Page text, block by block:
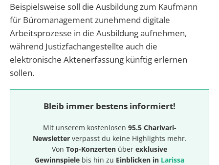
Beispielsweise soll die Ausbildung zum Kaufmann
für Büromanagement zunehmend digitale
Arbeitsprozesse in die Ausbildung aufnehmen,
während Justizfachangestellte auch die
elektronische Aktenerfassung künftig erlernen
sollen.
Bleib immer bestens informiert!
Mit unserem kostenlosen 95.5 Charivari-
Newsletterverpasst du keine Highlights mehr.
Von Top-Konzerten über exklusive
Gewinnspiele bis hin zu Einblicken in Larissa